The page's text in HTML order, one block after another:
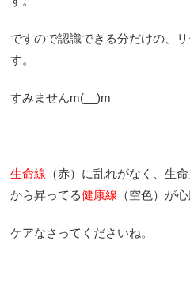
ですので認識できる分だけの、
す。
すみませんm(__)m
生命線 （赤）に乱れがなく、生
から昇ってる健康線 （空色）が
ケアなさってくださいね。